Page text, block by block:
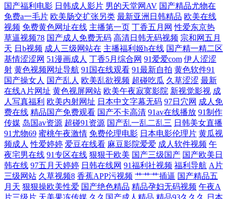
国产福利电影 日韩成人影片 男的天堂网AV 国产精品尤物在
免费a一毛片 欧美肠交扩张另类 最新亚洲日韩精品 欧美在线
视频 免费黄色网址在线 主播第一页 丁香五月网 性爱东京热
草逼视频78 国产成人免费无码 高清日韩无码视频 宗和网五月
天 日b视频 成人三级网站在 主播福利姬h在线 国产精一精二区
基情涩涩网 51漫画成人 丁香5月综合网 91爱爱com 伊人涩涩
射 黄色视频网址导航 91国在线观看 91最新自拍 黄色软件91
国产操女人 国产乱人 欧美乱欲视频 超碰吃瓜 久草涩涩 最新
在线A片网址 黄色视屏网站 欧美午夜寂寞影院 新视觉影视 成
人写真福利 欧美内射网址 日本中文字幕无码 97日穴网 成人免
费在线 精品国产免费观看 国产不卡高清 91av在线播放 91制作
传媒 岛国av资源 超碰91资源 国产乱一乱二乱三 日韩美女直播
91尤物69 蜜桃午夜激情 免费伦理电影 日本电影伦理片 黄瓜视
频成人 性爱婷婷 爱豆在线看 麻豆影院爱爱 成人软件视频 午
夜宅男在线 91专区在线 狠狠干欧美 国产三级国产 国产欧美日
韩在线 97五月天婷婷 日韩在线网 91福利社视频 福利导航 A片
三级网站 久草视频8 香蕉APP污视频 艹艹艹插逼 国产精品五
月天 狠狠操欧美性爱 国产绝色精品 精品孕妇无码视频 午夜A
片三级片 天美果冻传媒 久久国产成人精品 精品93久久久
日本